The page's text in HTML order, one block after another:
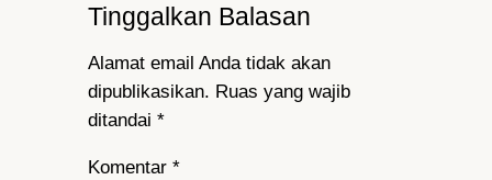
Tinggalkan Balasan
Alamat email Anda tidak akan
dipublikasikan. Ruas yang wajib
ditandai *
Komentar *